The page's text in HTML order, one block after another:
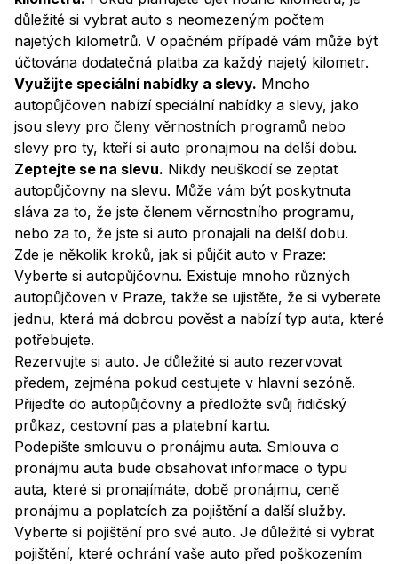
důležité si vybrat auto s neomezeným počtem
najetých kilometrů. V opačném případě vám může být
účtována dodatečná platba za každý najetý kilometr.
Využijte speciální nabídky a slevy. Mnoho
autopůjčoven nabízí speciální nabídky a slevy, jako
jsou slevy pro členy věrnostních programů nebo
slevy pro ty, kteří si auto pronajmou na delší dobu.
Zeptejte se na slevu. Nikdy neuškodí se zeptat
autopůjčovny na slevu. Může vám být poskytnuta
sláva za to, že jste členem věrnostního programu,
nebo za to, že jste si auto pronajali na delší dobu.
Zde je několik kroků, jak si půjčit auto v Praze:
Vyberte si autopůjčovnu. Existuje mnoho různých
autopůjčoven v Praze, takže se ujistěte, že si vyberete
jednu, která má dobrou pověst a nabízí typ auta, které
potřebujete.
Rezervujte si auto. Je důležité si auto rezervovat
předem, zejména pokud cestujete v hlavní sezóně.
Přijeďte do autopůjčovny a předložte svůj řidičský
průkaz, cestovní pas a platební kartu.
Podepište smlouvu o pronájmu auta. Smlouva o
pronájmu auta bude obsahovat informace o typu
auta, které si pronajímáte, době pronájmu, ceně
pronájmu a poplatcích za pojištění a další služby.
Vyberte si pojištění pro své auto. Je důležité si vybrat
pojištění, které ochrání vaše auto před poškozením